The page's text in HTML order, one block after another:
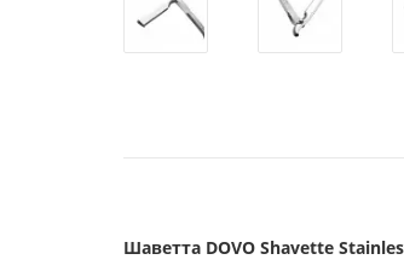
Шаветта DOVO Shavette